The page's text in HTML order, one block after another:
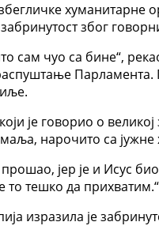
хуманитарне
због
сам чуо са бине“,
Парламента.
је говорио о
нарочито са
јер је и Исус
то тешко да прихватим.“
изразила је